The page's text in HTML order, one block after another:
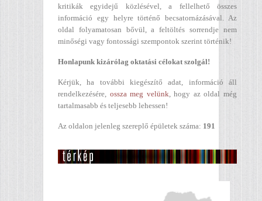
kritikák egyidejű közlésével, a fellelhető összes
információ egy helyre történő becsatornázásával. Az
oldal folyamatosan bővül, a feltöltés sorrendje nem
minőségi vagy fontossági szempontok szerint történik!
Honlapunk kizárólag oktatási célokat szolgál!
Kérjük, ha további kiegészítő adat, információ áll
rendelkezésére, ossza meg velünk, hogy az oldal még
tartalmasabb és teljesebb lehessen!
Az oldalon jelenleg szereplő épületek száma: 191